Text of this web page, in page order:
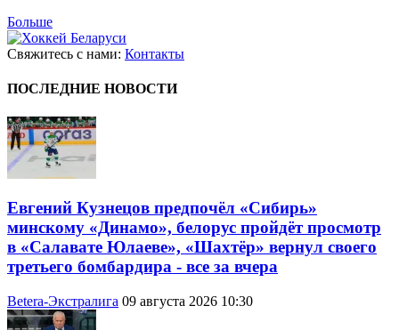
Больше
Свяжитесь с нами: Контакты
ПОСЛЕДНИЕ НОВОСТИ
Евгений Кузнецов предпочёл «Сибирь»
минскому «Динамо», белорус пройдёт просмотр
в «Салавате Юлаеве», «Шахтёр» вернул своего
третьего бомбардира - все за вчера
Betera-Экстралига 09 августа 2026 10:30